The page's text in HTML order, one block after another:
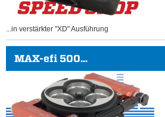
...in verstärkter "XD" Ausführung
MAX-efi 500...